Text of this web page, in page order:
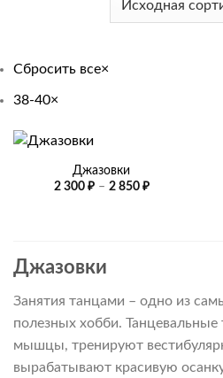
Сбросить все×
38-40×
Джазовки
2 300 ₽ – 2 850 ₽Диапазон
Джазовки
Занятия танцами – одно из
полезных хобби.
мышцы, тренируют
вырабатывают красивую